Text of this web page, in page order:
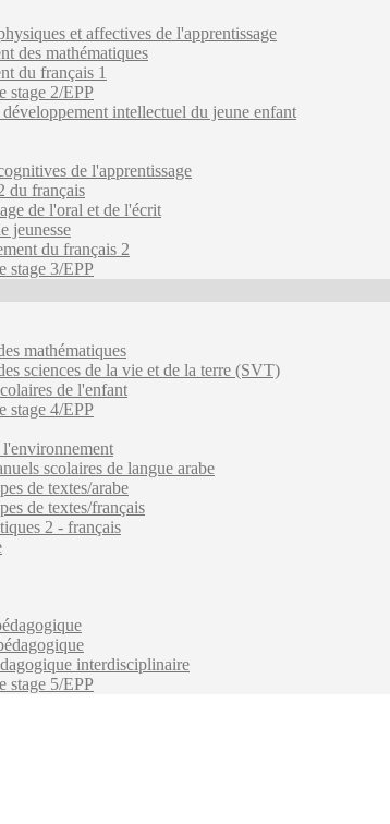
et affectives de l'apprentissage
des mathématiques
du français 1
stage 2/EPP
intellectuel du jeune enfant
de l'apprentissage
du français
de l'oral et de l'écrit
jeunesse
du français 2
stage 3/EPP
mathématiques
sciences de la vie et de la terre (SVT)
de l'enfant
stage 4/EPP
scolaires de langue arabe
de textes/arabe
de textes/français
2 - français
interdisciplinaire
stage 5/EPP